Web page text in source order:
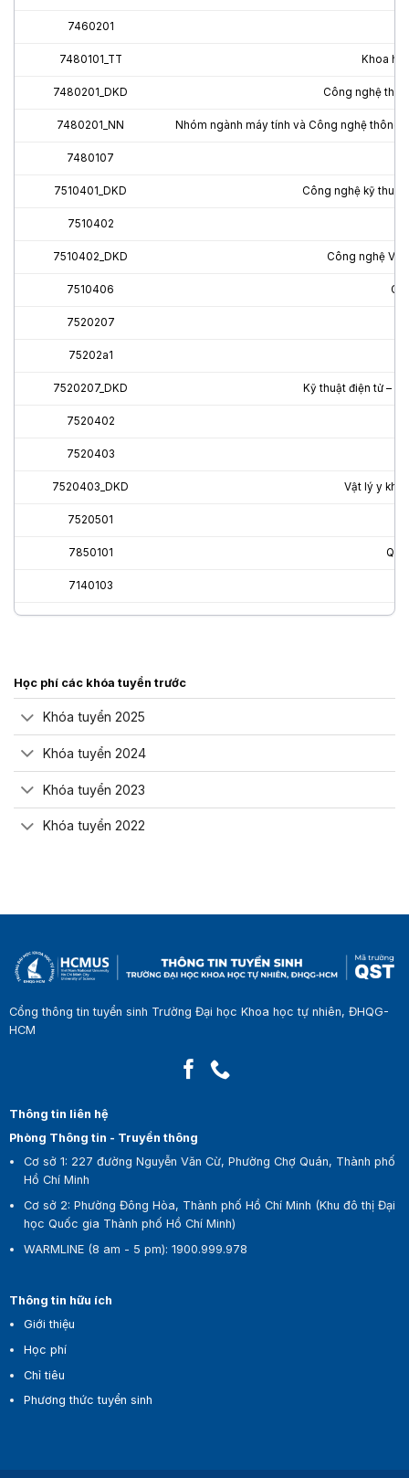
7460201
7480101_TT Khoa
7480201_DKD Công nghệ
7480201_NN Nhóm ngành máy tính và Công nghệ thông
7480107
7510401_DKD Công nghệ kỹ thuật
7510402
7510402_DKD Công nghệ Vật
7510406
7520207
75202a1
7520207_DKD Kỹ thuật điện tử –
7520402
7520403
7520403_DKD Vật lý y
7520501
7850101
7140103
Học phí các khóa tuyển trước
Khóa tuyển 2025
Khóa tuyển 2024
Khóa tuyển 2023
Khóa tuyển 2022
Cổng thông tin tuyển sinh Trường Đại học Khoa học tự nhiên, ĐHQG-
HCM
Thông tin liên hệ
Phòng Thông tin - Truyền thông
Cơ sở 1: 227 đường Nguyễn Văn Cừ, Phường Chợ Quán, Thành phố
Hồ Chí Minh
Cơ sở 2: Phường Đông Hòa, Thành phố Hồ Chí Minh (Khu đô thị Đại
học Quốc gia Thành phố Hồ Chí Minh)
WARMLINE (8 am - 5 pm):1900.999.978
Thông tin hữu ích
Giới thiệu
Học phí
Chỉ tiêu
Phương thức tuyển sinh